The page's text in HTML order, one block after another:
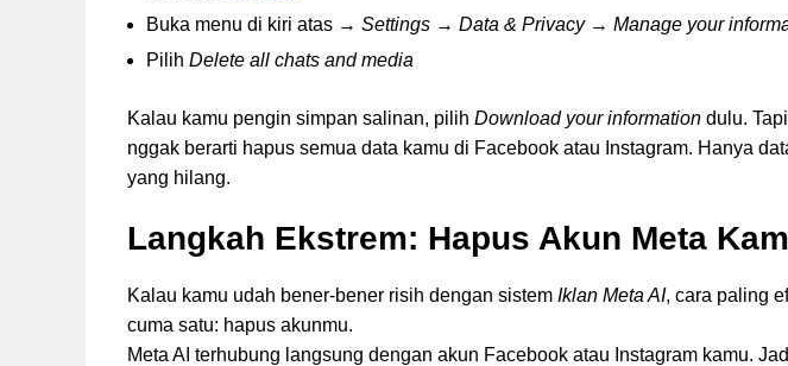
Buka menu di kiri atas → Settings → Data & Privacy→ Manage your
Pilih Delete all chats and media
Kalau kamu pengin simpan salinan, pilih Download your information dulu.
nggak berarti hapus semua data kamu di Facebook atau Instagram. Hanya
yang hilang.
Langkah Ekstrem: Hapus Akun Meta
Kalau kamu udah bener-bener risih dengan sistem Iklan Meta AI, cara paling
cuma satu: hapus akunmu.
Meta AI terhubung langsung dengan akun Facebook atau Instagram kamu.